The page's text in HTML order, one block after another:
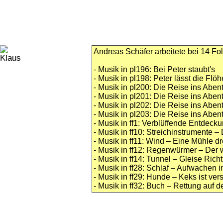
Andreas Schäfer arbeitete bei 14
- Musik in pl196: Bei Peter staubt's
- Musik in pl198: Peter lässt die
- Musik in pl200: Die Reise ins
- Musik in pl201: Die Reise ins
- Musik in pl202: Die Reise ins
- Musik in pl203: Die Reise ins
- Musik in ff1: Verblüffende
- Musik in ff10: Streichinstrumente –
- Musik in ff11: Wind – Eine Mühle
- Musik in ff12: Regenwürmer – Der
- Musik in ff14: Tunnel – Gleise
- Musik in ff28: Schlaf – Aufwachen
- Musik in ff29: Hunde – Keks ist
- Musik in ff32: Buch – Rettung auf